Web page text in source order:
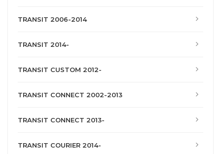
TRANSIT 2006-2014
TRANSIT 2014-
TRANSIT CUSTOM 2012-
TRANSIT CONNECT 2002-2013
TRANSIT CONNECT 2013-
TRANSIT COURIER 2014-